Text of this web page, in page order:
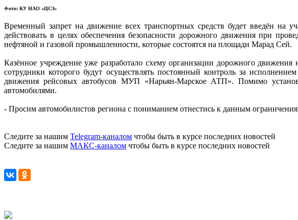
Фото: КУ НАО «ЦСЗ»
Временный запрет на движение всех транспортных средств будет введён
действовать в целях обеспечения безопасности дорожного движения при
нефтяной и газовой промышленности, которые состоятся на площади Марад Сей.
Казённое учреждение уже разработало схему организации дорожного
сотрудники которого будут осуществлять постоянный контроль за
движения рейсовых автобусов МУП «Нарьян-Марское АТП». Помимо
автомобилями.
- Просим автомобилистов региона с пониманием отнестись к данным
Следите за нашим Telegram-каналом чтобы быть в курсе последних новостей
Следите за нашим МАКС-каналом чтобы быть в курсе последних новостей